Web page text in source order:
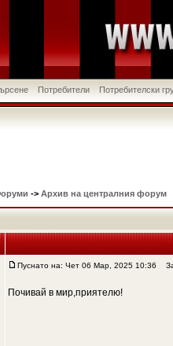
Потребители Потребителски
-> Архив на централния форум
Пуснато на: Чет 06 Мар, 2025 10:36
Почивай в мир,приятелю!